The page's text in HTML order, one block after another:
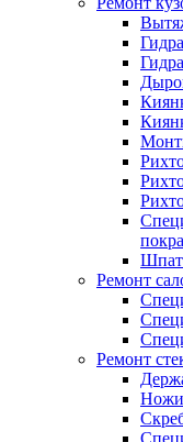
Ремонт
Ремонт
Ножи